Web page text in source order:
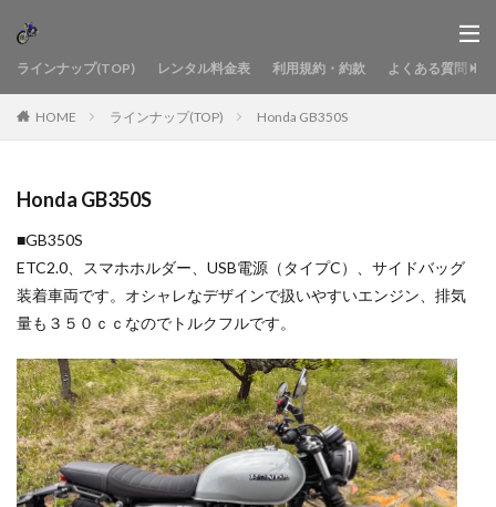
ラインナップ(TOP) レンタル料金表 利用規約・約款 よくある質問
HOME ラインナップ(TOP) Honda GB350S
Honda GB350S
■GB350S
ETC2.0、スマホホルダー、USB電源（タイプC）、サイドバッグ
装着車両です。オシャレなデザインで扱いやすいエンジン、排気
量も３５０ｃｃなのでトルクフルです。